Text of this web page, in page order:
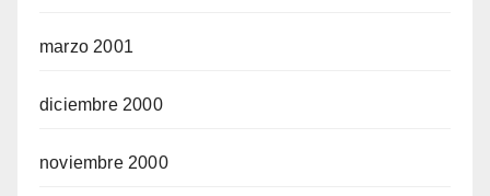
marzo 2001
diciembre 2000
noviembre 2000